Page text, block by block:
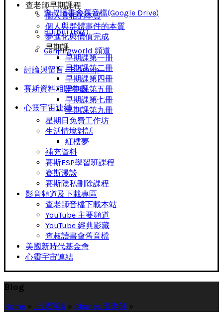
查叔讀書會舊音檔(Google Drive)
Bilibili (B站)
Ganjingworld 頻道
討論與留言 FB Group
賽斯資料相關年表
心靈宇宙連結
查老師早期課程
個人實相的本質
個人與群體事件的本質
夢進化與價值完成
早期課
早期課第一册
早期課第二冊
早期課第四冊
早期課第五冊
早期課第七冊
早期課第九冊
星期日免費工作坊
生活情境對話
紅樓夢
補充資料
賽斯ESP學習班課程
賽斯漫談
賽斯隱私刪除課程
影音頻道及下載專區
查老師音檔下載本站
YouTube 主要頻道
YouTube 經典影藏
查叔讀書會舊音檔
美國新時代基金會
心靈宇宙連結
Blog
Home » 上課演講 » Charles 查老師 »